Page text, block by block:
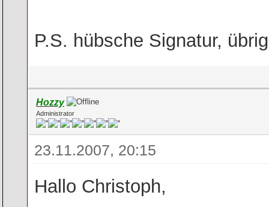
P.S. hübsche Signatur,
Hozzy
Administrator
23.11.2007, 20:15
Hallo Christoph,